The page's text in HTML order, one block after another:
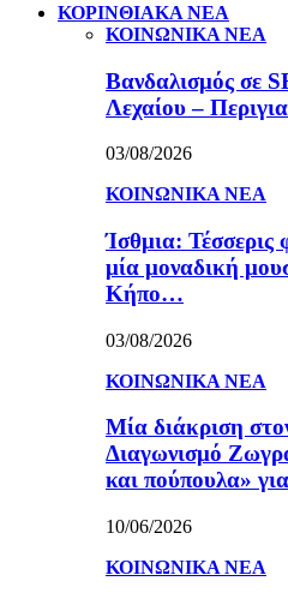
ΚΟΡΙΝΘΙΑΚΑ ΝΕΑ
ΚΟΙΝΩΝΙΚΑ ΝΕΑ
Βανδαλισμός σε
Λεχαίου –
03/08/2026
ΚΟΙΝΩΝΙΚΑ ΝΕΑ
Ίσθμια: Τέσσερις
μία μοναδική
Κήπο…
03/08/2026
ΚΟΙΝΩΝΙΚΑ ΝΕΑ
Μία διάκριση
Διαγωνισμό
και πούπουλα»
10/06/2026
ΚΟΙΝΩΝΙΚΑ ΝΕΑ